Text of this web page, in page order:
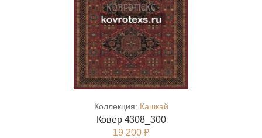
Коллекция: Кашкай
Ковер 4308_300
19 200 ₽